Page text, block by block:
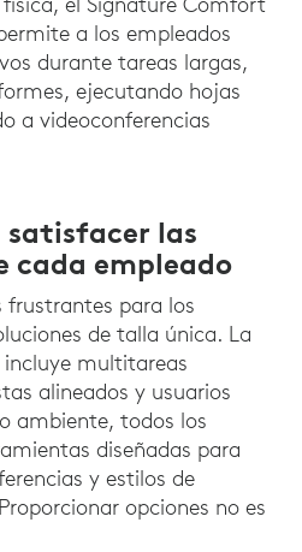
a los empleados
durante tareas largas,
ejecutando hojas
a videoconferencias
satisfacer las
cada empleado
frustrantes para los
de talla única. La
multitareas
alineados y usuarios
ambiente, todos los
diseñadas para
y estilos de
opciones no es